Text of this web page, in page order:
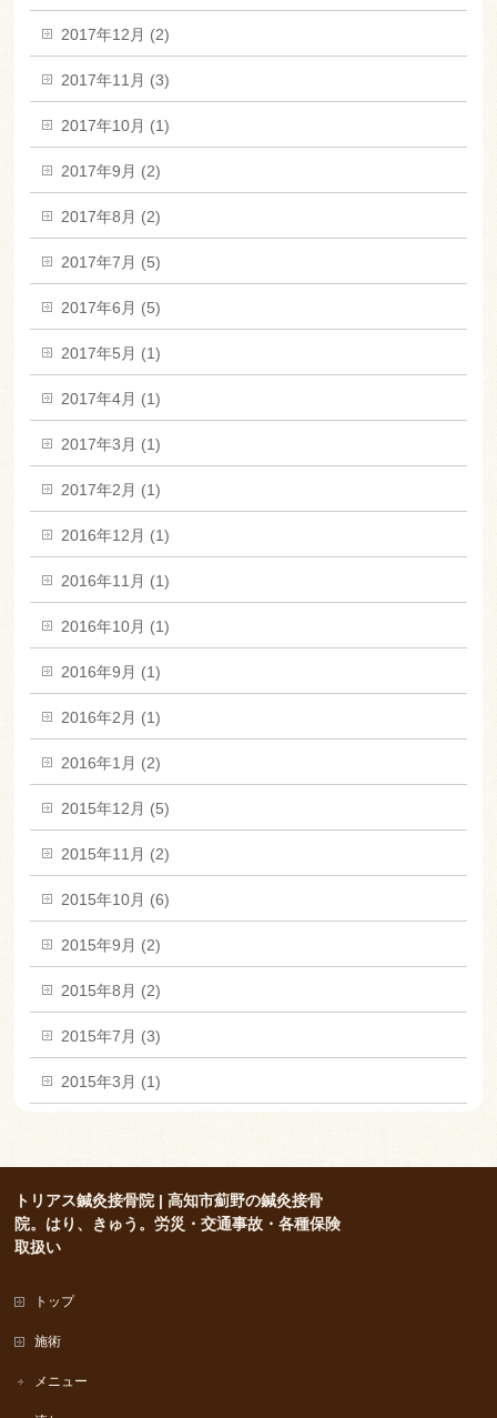
2017年12月 (2)
2017年11月 (3)
2017年10月 (1)
2017年9月 (2)
2017年8月 (2)
2017年7月 (5)
2017年6月 (5)
2017年5月 (1)
2017年4月 (1)
2017年3月 (1)
2017年2月 (1)
2016年12月 (1)
2016年11月 (1)
2016年10月 (1)
2016年9月 (1)
2016年2月 (1)
2016年1月 (2)
2015年12月 (5)
2015年11月 (2)
2015年10月 (6)
2015年9月 (2)
2015年8月 (2)
2015年7月 (3)
2015年3月 (1)
トリアス鍼灸接骨院 | 高知市薊野の鍼灸接骨
院。はり、きゅう。労災・交通事故・各種保険
取扱い
トップ
施術
メニュー